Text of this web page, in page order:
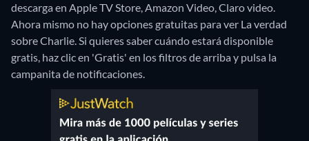
descarga en Apple TV Store, Amazon Video, Claro video.
Ahora mismo no hay opciones gratuitas para ver La verdad
sobre Charlie. Si quieres saber cuándo estará disponible
gratis, haz clic en 'Gratis' en los filtros de arriba y pulsa la
campanita de notificaciones.